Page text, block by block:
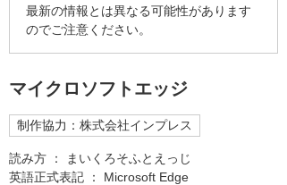
最新の情報とは異なる可能性があります
のでご注意ください。
マイクロソフトエッジ
制作協力：株式会社インプレス
読み方 ： まいくろそふとえっじ
英語正式表記 ： Microsoft Edge